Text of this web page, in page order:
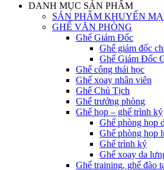
DANH MỤC SẢN PHẨM
SẢN PHẨM KHUYẾN
GHẾ VĂN PHÒNG
Ghế Giám Đốc
Ghế giám đốc
Ghế Giám Đốc
Ghế công thái học
Ghế xoay nhân viên
Ghế Chủ Tịch
Ghế trưởng phòng
Ghế họp – ghế trình ký
Ghế phòng họp
Ghế phòng họp
Ghế trình ký
Ghế xoay da
Ghế training, ghế đào